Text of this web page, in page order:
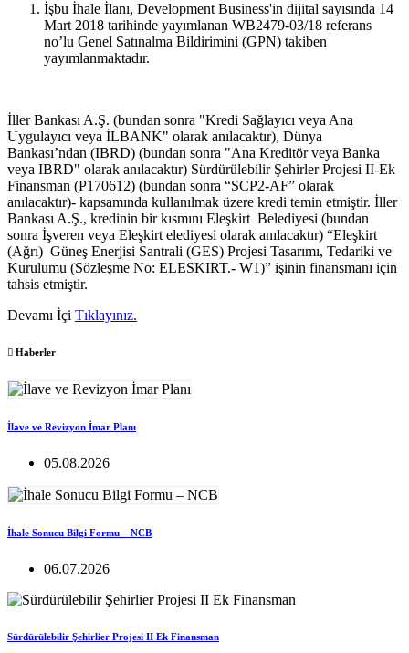
İşbu İhale İlanı, Development Business'in dijital sayısında 14
Mart 2018 tarihinde yayımlanan WB2479-03/18 referans
no’lu Genel Satınalma Bildirimini (GPN) takiben
yayımlanmaktadır.
İller Bankası A.Ş. (bundan sonra "Kredi Sağlayıcı veya Ana
Uygulayıcı veya İLBANK" olarak anılacaktır), Dünya
Bankası’ndan (IBRD) (bundan sonra "Ana Kreditör veya Banka
veya IBRD" olarak anılacaktır) Sürdürülebilir Şehirler Projesi II-Ek
Finansman (P170612) (bundan sonra “SCP2-AF” olarak
anılacaktır)- kapsamında kullanılmak üzere kredi temin etmiştir. İller
Bankası A.Ş., kredinin bir kısmını Eleşkirt Belediyesi (bundan
sonra İşveren veya Eleşkirt elediyesi olarak anılacaktır) “Eleşkirt
(Ağrı) Güneş Enerjisi Santrali (GES) Projesi Tasarımı, Tedariki ve
Kurulumu (Sözleşme No: ELESKIRT.- W1)” işinin finansmanı için
tahsis etmiştir.
Devamı İçi Tıklayınız.
Haberler
İlave ve Revizyon İmar Planı
05.08.2026
İhale Sonucu Bilgi Formu – NCB
06.07.2026
Sürdürülebilir Şehirlier Projesi II Ek Finansman